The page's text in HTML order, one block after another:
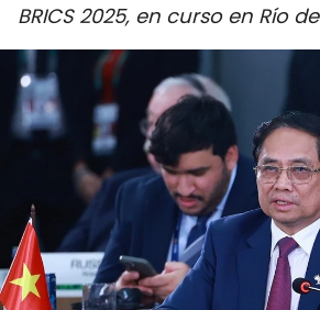
DEPORTES
VIAJES
PUENTE DE
HISTORIAS
FOTOGRAFÍA
¿QUIÉNES
BRICS 2025, en curso en Río